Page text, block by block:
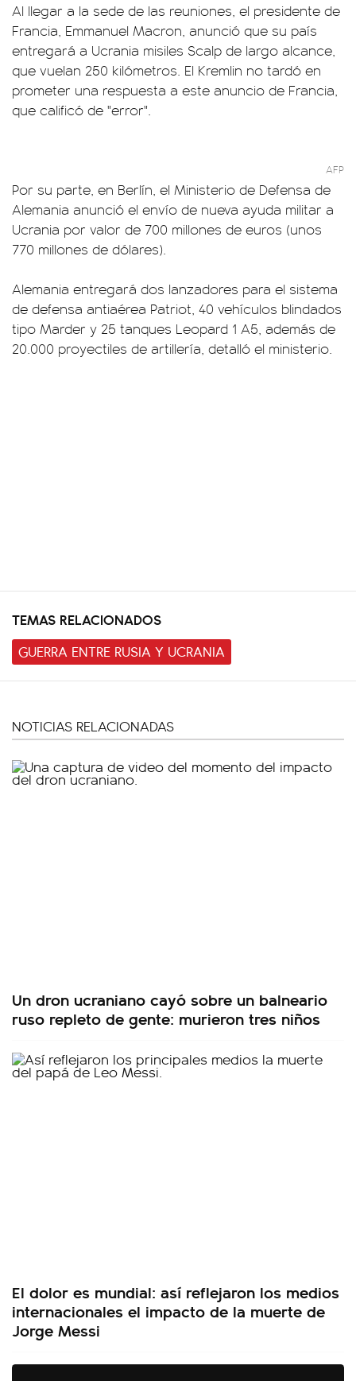
Al llegar a la sede de las reuniones, el presidente de
Francia, Emmanuel Macron, anunció que su país
entregará a Ucrania misiles Scalp de largo alcance,
que vuelan 250 kilómetros. El Kremlin no tardó en
prometer una respuesta a este anuncio de Francia,
que calificó de "error".
AFP
Por su parte, en Berlín, el Ministerio de Defensa de
Alemania anunció el envío de nueva ayuda militar a
Ucrania por valor de 700 millones de euros (unos
770 millones de dólares).
Alemania entregará dos lanzadores para el sistema
de defensa antiaérea Patriot, 40 vehículos blindados
tipo Marder y 25 tanques Leopard 1 A5, además de
20.000 proyectiles de artillería, detalló el ministerio.
TEMAS RELACIONADOS
GUERRA ENTRE RUSIA Y UCRANIA
NOTICIAS RELACIONADAS
Un dron ucraniano cayó sobre un balneario
ruso repleto de gente: murieron tres niños
El dolor es mundial: así reflejaron los medios
internacionales el impacto de la muerte de
Jorge Messi